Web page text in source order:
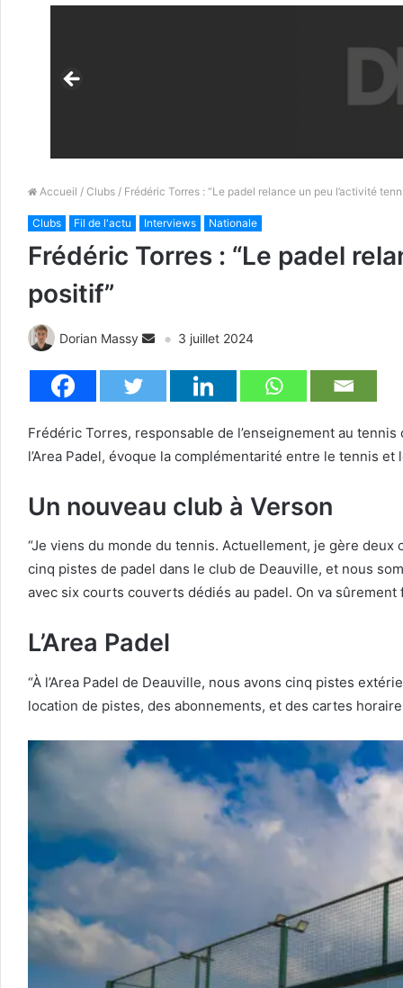
Accueil / Clubs / Frédéric Torres : “Le padel relance un peu l’activité
Clubs Fil de l'actu Interviews Nationale
Frédéric Torres : “Le padel
positif”
Dorian Massy 3 juillet 2024
Frédéric Torres, responsable de l’enseignement au
l’Area Padel, évoque la complémentarité entre le tennis
Un nouveau club à Verson
“Je viens du monde du tennis. Actuellement, je gère deux
cinq pistes de padel dans le club de Deauville, et nous
avec six courts couverts dédiés au padel. On va
L’Area Padel
“À l’Area Padel de Deauville, nous avons cinq pistes
location de pistes, des abonnements, et des cartes